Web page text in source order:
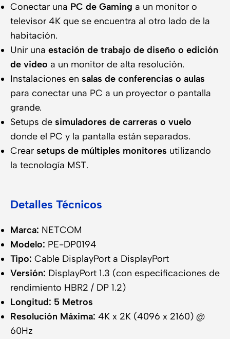
Conectar una PC de Gaming a un monitor o
televisor 4K que se encuentra al otro lado de la
habitación.
Unir una estación de trabajo de diseño o edición
de video a un monitor de alta resolución.
Instalaciones en salas de conferencias o aulas
para conectar una PC a un proyector o pantalla
grande.
Setups de simuladores de carreras o vuelo
donde el PC y la pantalla están separados.
Crear setups de múltiples monitores utilizando
la tecnología MST.
Detalles Técnicos
Marca: NETCOM
Modelo: PE-DP0194
Tipo: Cable DisplayPort a DisplayPort
Versión: DisplayPort 1.3 (con especificaciones de
rendimiento HBR2 / DP 1.2)
Longitud: 5 Metros
Resolución Máxima: 4K x 2K (4096 x 2160) @
60Hz